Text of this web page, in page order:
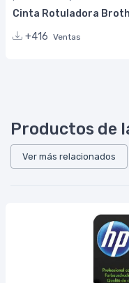
Cinta Rotuladora
+416 Ventas
Productos de
Ver más relacionados